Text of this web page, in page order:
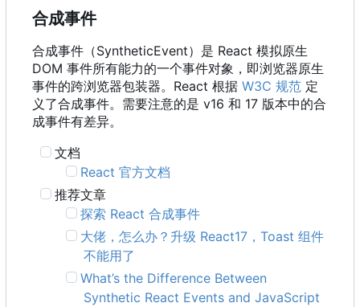
合成事件
合成事件 （SyntheticEvent） 是 React 模拟原生
DOM 事件所有能力的一个事件对象 ， 即浏览器原生
事件的跨浏览器包装器。React 根据 W3C 规范 定
义了合成事件。需要注意的是 v16 和 17 版本中的合
成事件有差异。
文档
React 官方文档
推荐文章
探索 React 合成事件
大佬，怎么办？升级 React17 ，Toast 组件
不能用了
What’s the Difference Between
Synthetic React Events and JavaScript